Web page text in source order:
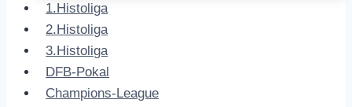
1.Histoliga
2.Histoliga
3.Histoliga
DFB-Pokal
Champions-League